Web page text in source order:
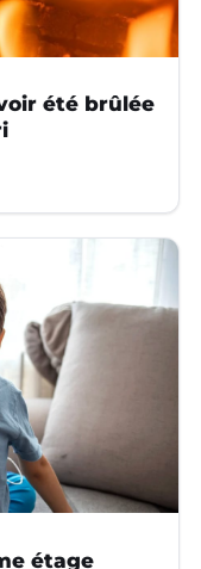
été brûlée
étage